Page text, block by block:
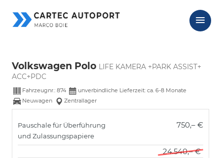
Volkswagen Polo LIFE KAMERA +PARK ASSIST+
ACC+PDC
Fahrzeugnr.: 874
unverbindliche Lieferzeit: ca. 6-8 Monate
Neuwagen
Zentrallager
Pauschale für Überführung
und Zulassungspapiere
750,– €
24.540,– €